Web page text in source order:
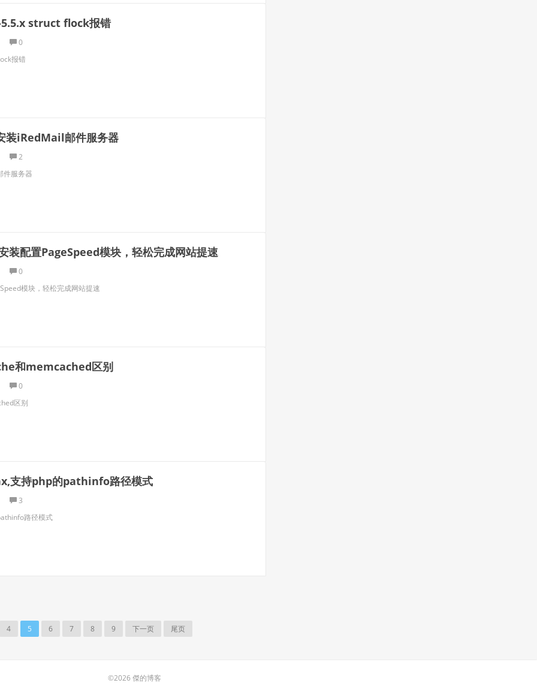
struct flock报错
0
报错
装iRedMail邮件服务器
2
件服务器
装配置PageSpeed模块，轻松完成网站提速
0
模块，轻松完成网站提速
和memcached区别
0
区别
支持php的pathinfo路径模式
3
路径模式
4 5 6 7 8 9 下一页 尾页
©2026 傑的博客